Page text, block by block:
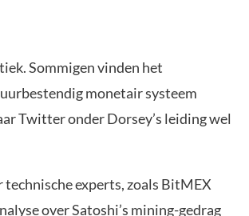
Sommigen vinden het
monetair systeem
Twitter onder Dorsey’s leiding wel
experts, zoals BitMEX
over Satoshi’s mining-gedrag